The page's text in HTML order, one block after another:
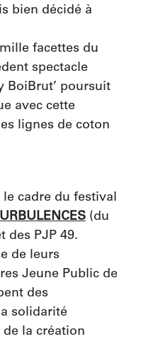
bien décidé à
facettes du
spectacle
BoiBrut’ poursuit
avec cette
lignes de coton
cadre du festival
(du
des PJP 49.
de leurs
Jeune Public de
des
solidarité
la création